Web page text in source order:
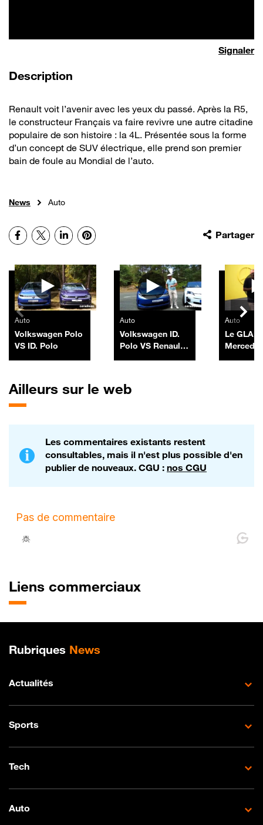
Signaler
Description
Renault voit l’avenir avec les yeux du passé. Après la R5,
le constructeur Français va faire revivre une autre citadine
populaire de son histoire : la 4L. Présentée sous la forme
d’un concept de SUV électrique, elle prend son premier
bain de foule au Mondial de l’auto.
News Auto
Partager
Facebook
X LinkedInPinterest
Autres vidéos
Auto
Volkswagen Polo
VS ID. Polo
Auto
Volkswagen ID.
Polo VS Renault
Auto
Le GLA,
Ailleurs sur le web
Les commentaires existants restent
consultables, mais il n'est plus possible d'en
publier de nouveaux. CGU : nos CGU
Liens commerciaux
Plan de site
Rubriques News
Actualités
Sports
Tech
Auto